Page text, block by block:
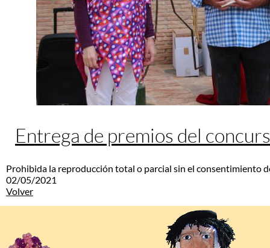
Entrega de premios del
Prohibida la reproducción total o parcial sin el consentimiento
02/05/2021
Volver